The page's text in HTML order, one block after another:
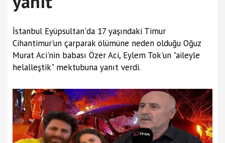
İstanbul Eyüpsultan'da 17 yaşındaki Timur
Cihantimur'un çarparak ölümüne neden olduğu Oğuz
Murat Aci'nin babası Özer Aci, Eylem Tok'un "aileyle
helalleştik" mektubuna yanıt verdi.